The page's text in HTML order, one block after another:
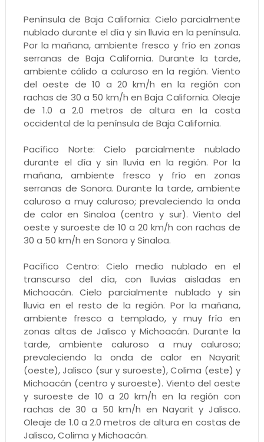
Península de Baja California: Cielo parcialmente
nublado durante el día y sin lluvia en la península.
Por la mañana, ambiente fresco y frío en zonas
serranas de Baja California. Durante la tarde,
ambiente cálido a caluroso en la región. Viento
del oeste de 10 a 20 km/h en la región con
rachas de 30 a 50 km/h en Baja California. Oleaje
de 1.0 a 2.0 metros de altura en la costa
occidental de la península de Baja California.
Pacífico Norte: Cielo parcialmente nublado
durante el día y sin lluvia en la región. Por la
mañana, ambiente fresco y frío en zonas
serranas de Sonora. Durante la tarde, ambiente
caluroso a muy caluroso; prevaleciendo la onda
de calor en Sinaloa (centro y sur). Viento del
oeste y suroeste de 10 a 20 km/h con rachas de
30 a 50 km/h en Sonora y Sinaloa.
Pacífico Centro: Cielo medio nublado en el
transcurso del día, con lluvias aisladas en
Michoacán. Cielo parcialmente nublado y sin
lluvia en el resto de la región. Por la mañana,
ambiente fresco a templado, y muy frío en
zonas altas de Jalisco y Michoacán. Durante la
tarde, ambiente caluroso a muy caluroso;
prevaleciendo la onda de calor en Nayarit
(oeste), Jalisco (sur y suroeste), Colima (este) y
Michoacán (centro y suroeste). Viento del oeste
y suroeste de 10 a 20 km/h en la región con
rachas de 30 a 50 km/h en Nayarit y Jalisco.
Oleaje de 1.0 a 2.0 metros de altura en costas de
Jalisco, Colima y Michoacán.